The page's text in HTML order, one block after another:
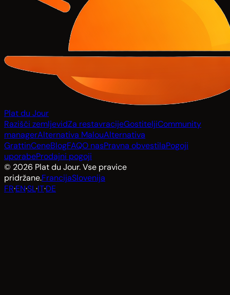
Plat du Jour
Razišči zemljevidZa restavracijeGostiteljiCommunity
managerAlternativa MalouAlternativa
GrattinCeneBlogFAQO nasPravna obvestilaPogoji
uporabeProdajni pogoji
© 2026 Plat du Jour. Vse pravice
pridržane.FrancijaSlovenija
FR·EN·SL·IT·DE